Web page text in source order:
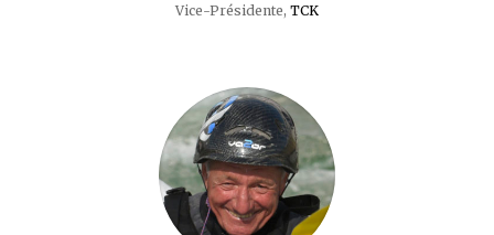
Vice-Présidente, TCK